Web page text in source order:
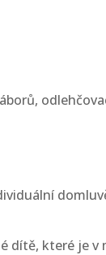
dítě, které je